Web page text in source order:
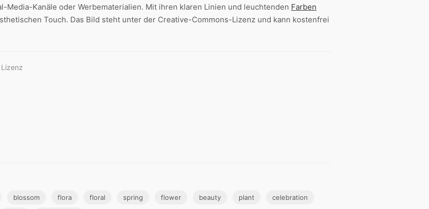
Media-Kanäle oder Werbematerialien. Mit ihren klaren Linien und leuchtenden Farben
Touch. Das Bild steht unter der Creative-Commons-Lizenz und kann kostenfrei
blossom flora floral spring flower beauty plant celebration